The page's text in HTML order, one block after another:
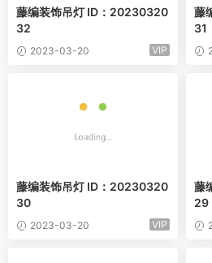
藤编装饰吊灯 ID：20230320
32
2023-03-20 VIP
藤
31
藤编装饰吊灯 ID：20230320
30
2023-03-20 VIP
藤
29